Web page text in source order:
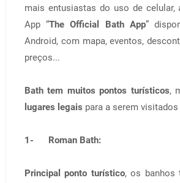
mais entusiastas do uso de celular,
App “The Official Bath App”
Android, com mapa, eventos,
preços...
Bath tem muitos pontos turísticos,
lugares legais para a serem
1- Roman Bath:
Principal ponto turístico, os banhos